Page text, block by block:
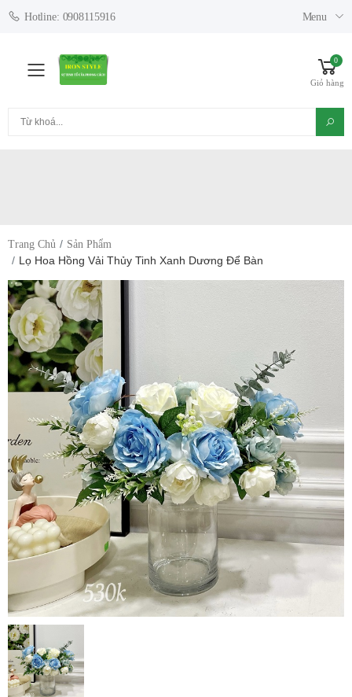
Hotline: 0908115916 Menu
Toggle mobile menu
0
Giỏ hàng
Trang Chủ Sản Phẩm
Lọ Hoa Hồng Vải Thủy Tinh Xanh Dương Để Bàn